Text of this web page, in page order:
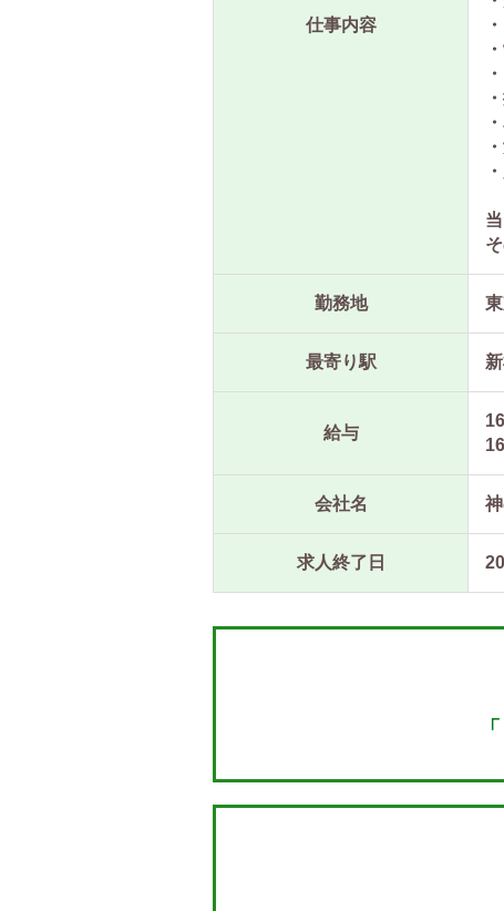
仕事内容
勤務地
最寄り駅
給与
会社名
求人終了日